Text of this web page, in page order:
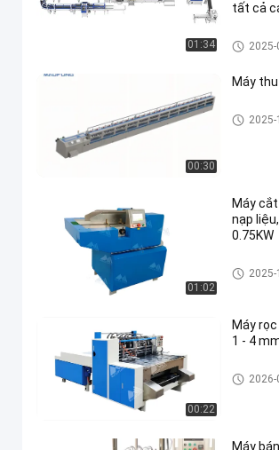
01:34
tất cả
Máy in2025-
00:30
Máy
Máy in2025-
01:02
Máy
nạp
0.75KW
Máy in2025-
00:22
Máy
1 - 4
Máy in
Máy